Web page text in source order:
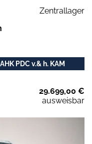
Zentrallager
PDC v.& h. KAM
29.699,00 €
ausweisbar